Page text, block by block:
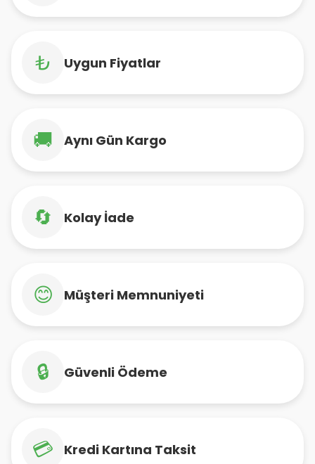
₺ Uygun Fiyatlar
🚚 Aynı Gün Kargo
🔄 Kolay İade
😊 Müşteri Memnuniyeti
🔒 Güvenli Ödeme
💳 Kredi Kartına Taksit